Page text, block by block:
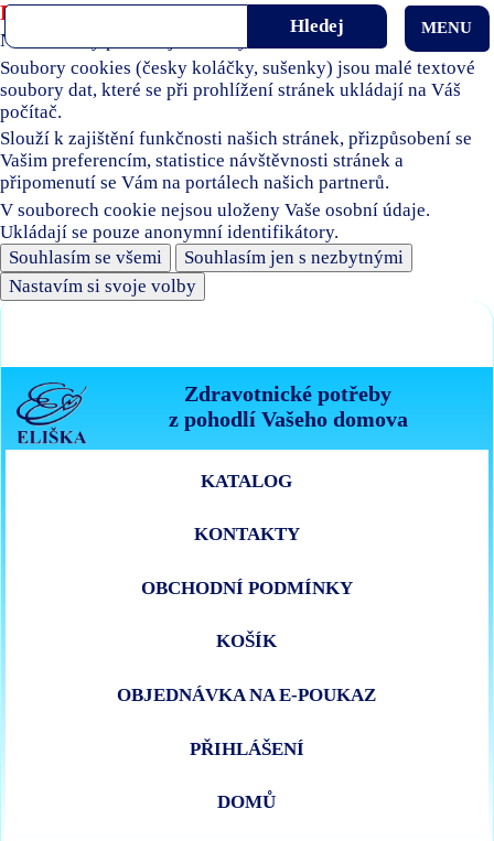
Používáme soubory cookies
Naše stránky používají soubory cookies.
Soubory cookies (česky koláčky, sušenky) jsou malé textové
soubory dat, které se při prohlížení stránek ukládají na Váš
počítač.
Slouží k zajištění funkčnosti našich stránek, přizpůsobení se
Vašim preferencím, statistice návštěvnosti stránek a
připomenutí se Vám na portálech našich partnerů.
V souborech cookie nejsou uloženy Vaše osobní údaje.
Ukládají se pouze anonymní identifikátory.
Souhlasím se všemi
Souhlasím jen s nezbytnými
Nastavím si svoje volby
Zdravotnické potřeby
z pohodlí Vašeho domova
MENU
KATALOG
KONTAKTY
OBCHODNÍ PODMÍNKY
KOŠÍK
OBJEDNÁVKA NA E-POUKAZ
PŘIHLÁŠENÍ
DOMŮ